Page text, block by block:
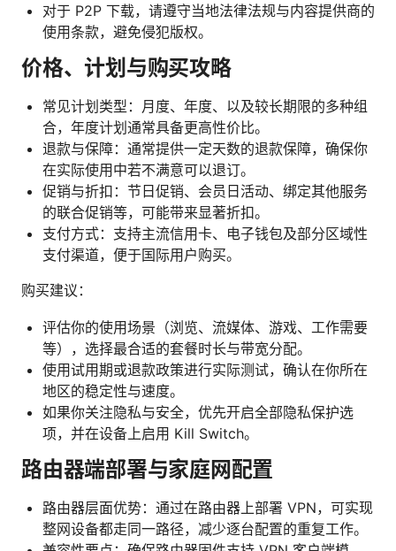
对于 P2P 下载，请遵守当地法律法规与内容提供商的
使用条款，避免侵犯版权。
价格、计划与购买攻略
常见计划类型：月度、年度、以及较长期限的多种组
合，年度计划通常具备更高性价比。
退款与保障：通常提供一定天数的退款保障，确保你
在实际使用中若不满意可以退订。
促销与折扣：节日促销、会员日活动、绑定其他服务
的联合促销等，可能带来显著折扣。
支付方式：支持主流信用卡、电子钱包及部分区域性
支付渠道，便于国际用户购买。
购买建议：
评估你的使用场景（浏览、流媒体、游戏、工作需要
等），选择最合适的套餐时长与带宽分配。
使用试用期或退款政策进行实际测试，确认在你所在
地区的稳定性与速度。
如果你关注隐私与安全，优先开启全部隐私保护选
项，并在设备上启用 Kill Switch。
路由器端部署与家庭网配置
路由器层面优势：通过在路由器上部署 VPN，可实现
整网设备都走同一路径，减少逐台配置的重复工作。